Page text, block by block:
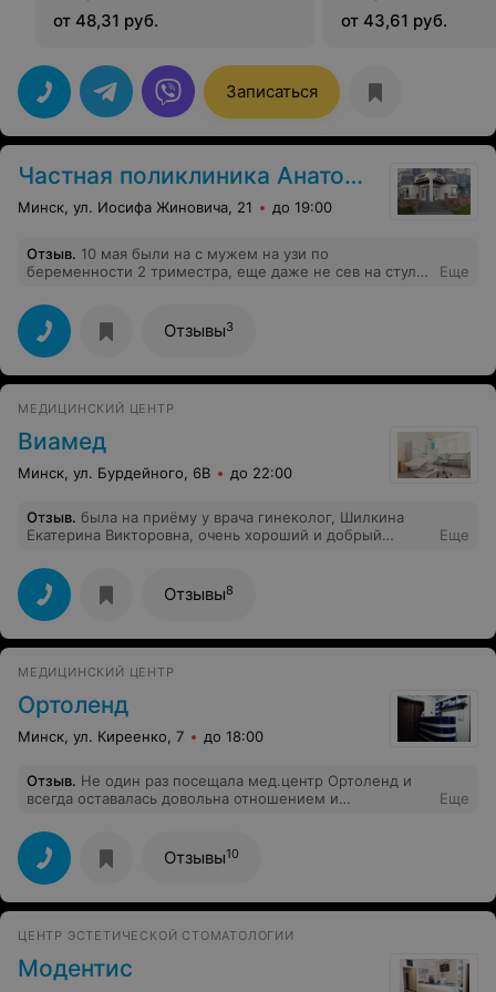
от 48,31 руб.
от 43,61 руб.
Записаться
Частная поликлиника Анатомия
Минск, ул. Иосифа Жиновича, 21 до 19:00
Отзыв. 10 мая были на с мужем на узи по
беременности 2 триместра, еще даже не сев на стул,
говорила, так как будет гендер пати, а так же в
разговоре перед самим узи еще раз упоминала. В
итоге в процессе узи, как бы между прочим, говорит
кто у нас будет… Момент, который мы планировали
был испорчен… Вместо извинений каких то, мы
беременность и момент на самом деле был очень
волнительным и готовились мы к нему не один
месяц…
Еще
Отзывы3
МЕДИЦИНСКИЙ ЦЕНТР
Виамед
Минск, ул. Бурдейного, 6В до 22:00
Отзыв. была на приёму у врача гинеколог, Шилкина
Екатерина Викторовна, очень хороший и добрый
подскажет, как быть в той или иной ситуации.
Побольше бы таких врачей как, Екатерина Викторовна.
Врач от Бога. За помощью то только к ней.
Еще
Отзывы8
МЕДИЦИНСКИЙ ЦЕНТР
Ортоленд
Минск, ул. Киреенко, 7 до 18:00
Отзыв. Не один раз посещала мед.центр Ортоленд и
всегда оставалась довольна отношением и
врач и приятный человек. Всегда спокойно объясняет
и отвечает на все вопросы. Спасибо за
доброжелательное отношение к пациентам.
Еще
Отзывы10
ЦЕНТР ЭСТЕТИЧЕСКОЙ СТОМАТОЛОГИИ
Модентис